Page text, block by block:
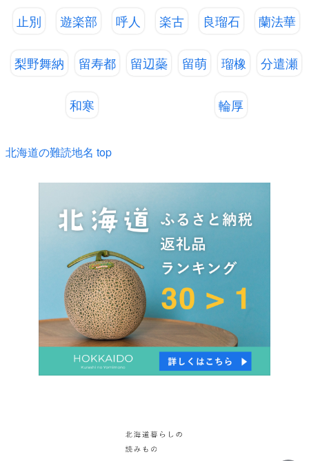
止別 遊楽部 呼人 楽古 良瑠石 蘭法華
梨野舞納 留寿都 留辺蘂 留萌 瑠橡 分遣瀬
和寒 輪厚
北海道の難読地名 top